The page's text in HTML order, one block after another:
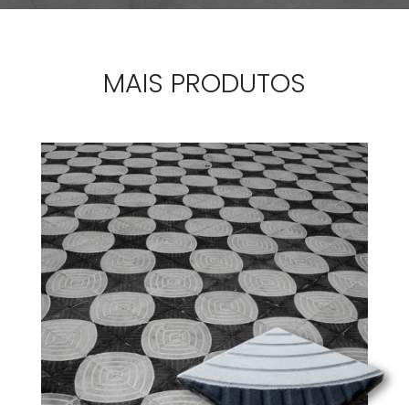
MAIS PRODUTOS